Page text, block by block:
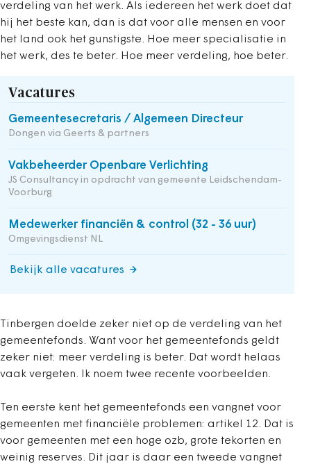
verdeling van het werk. Als iedereen het werk doet dat
hij het beste kan, dan is dat voor alle mensen en voor
het land ook het gunstigste. Hoe meer specialisatie in
het werk, des te beter. Hoe meer verdeling, hoe beter.
Vacatures
Gemeentesecretaris / Algemeen Directeur
Dongen via Geerts & partners
Vakbeheerder Openbare Verlichting
JS Consultancy in opdracht van gemeente Leidschendam-
Voorburg
Medewerker financiën & control (32 - 36 uur)
Omgevingsdienst NL
Bekijk alle vacatures
Tinbergen doelde zeker niet op de verdeling van het
gemeentefonds. Want voor het gemeentefonds geldt
zeker niet: meer verdeling is beter. Dat wordt helaas
vaak vergeten. Ik noem twee recente voorbeelden.
Ten eerste kent het gemeentefonds een vangnet voor
gemeenten met financiële problemen: artikel 12. Dat is
voor gemeenten met een hoge ozb, grote tekorten en
weinig reserves. Dit jaar is daar een tweede vangnet